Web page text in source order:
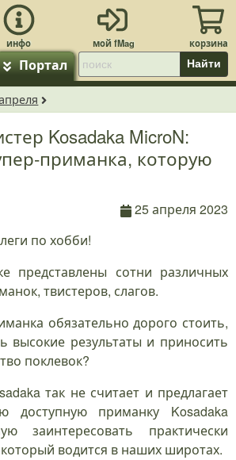
Портал Найти
Kosadaka MicroN:
приманка, которую
25 апреля 2023
по хобби!
представлены сотни различных
твистеров, слагов.
обязательно дорого стоить,
высокие результаты и приносить
поклевок?
так не считает и предлагает
доступную приманку Kosadaka
заинтересовать практически
водится в наших широтах.